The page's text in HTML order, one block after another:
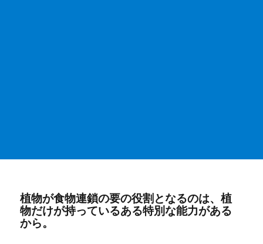
植物が食物連鎖の要の役割となるのは、植
物だけが持っているある特別な能力がある
から。